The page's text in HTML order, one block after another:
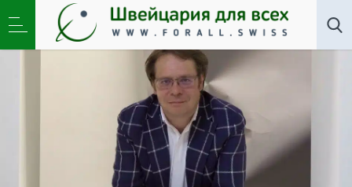
Все авторы»Кирилл Светляков